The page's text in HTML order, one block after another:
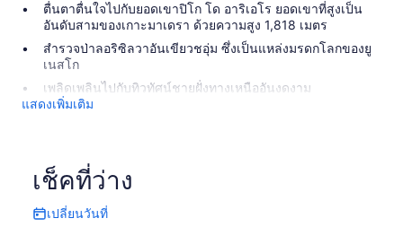
ตื่นตาตื่นใจไปกับยอดเขาปิโก โด อาริเอโร ยอดเขาที่สูงเป็น
อันดับสามของเกาะมาเดรา ด้วยความสูง 1,818 เมตร
สำรวจป่าลอริซิลวาอันเขียวชอุ่ม ซึ่งเป็นแหล่งมรดกโลกของยู
เนสโก
เพลิดเพลินไปกับทิวทัศน์ชายฝั่งทางเหนืออันงดงาม
แสดงเพิ่มเติม
เช็คที่ว่าง
เปลี่ยนวันที่
เปลี่ยน